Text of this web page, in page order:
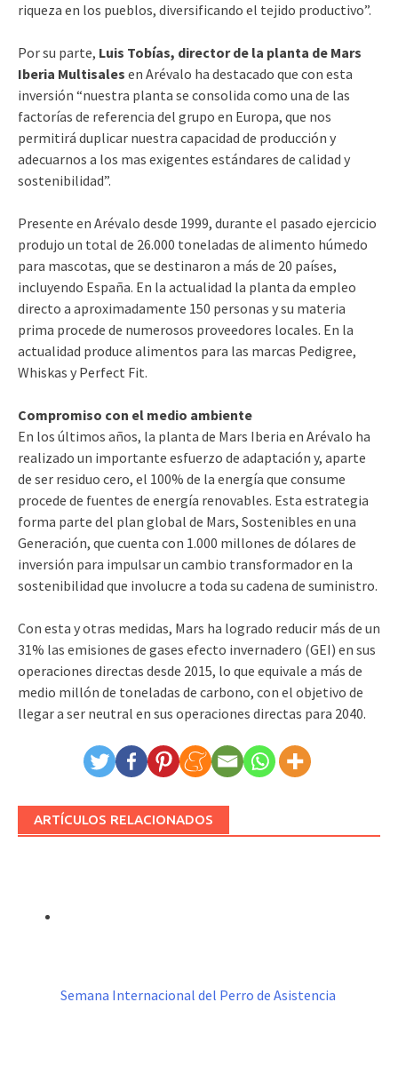
riqueza en los pueblos, diversificando el tejido productivo”.
Por su parte, Luis Tobías, director de la planta de Mars
Iberia Multisales en Arévalo ha destacado que con esta
inversión “nuestra planta se consolida como una de las
factorías de referencia del grupo en Europa, que nos
permitirá duplicar nuestra capacidad de producción y
adecuarnos a los mas exigentes estándares de calidad y
sostenibilidad”.
Presente en Arévalo desde 1999, durante el pasado ejercicio
produjo un total de 26.000 toneladas de alimento húmedo
para mascotas, que se destinaron a más de 20 países,
incluyendo España. En la actualidad la planta da empleo
directo a aproximadamente 150 personas y su materia
prima procede de numerosos proveedores locales. En la
actualidad produce alimentos para las marcas Pedigree,
Whiskas y Perfect Fit.
Compromiso con el medio ambiente
En los últimos años, la planta de Mars Iberia en Arévalo ha
realizado un importante esfuerzo de adaptación y, aparte
de ser residuo cero, el 100% de la energía que consume
procede de fuentes de energía renovables. Esta estrategia
forma parte del plan global de Mars, Sostenibles en una
Generación, que cuenta con 1.000 millones de dólares de
inversión para impulsar un cambio transformador en la
sostenibilidad que involucre a toda su cadena de suministro.
Con esta y otras medidas, Mars ha logrado reducir más de un
31% las emisiones de gases efecto invernadero (GEI) en sus
operaciones directas desde 2015, lo que equivale a más de
medio millón de toneladas de carbono, con el objetivo de
llegar a ser neutral en sus operaciones directas para 2040.
ARTÍCULOS RELACIONADOS
Semana Internacional del Perro de Asistencia